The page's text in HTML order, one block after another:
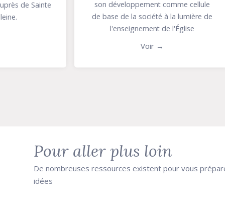
son développement comme cellule
de base de la société à la lumière de
l'enseignement de l'Église
Pour aller plus loin
De nombreuses ressources existent pour vous
idées